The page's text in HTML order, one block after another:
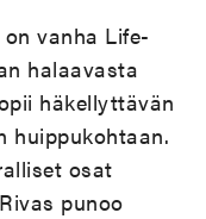
vanha Life-
halaavasta
häkellyttävän
huippukohtaan.
osat
punoo